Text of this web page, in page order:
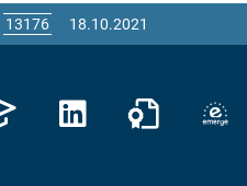
18.10.2021